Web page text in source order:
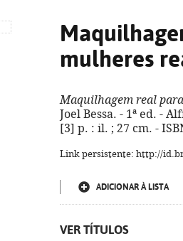
mulheres
Maquilhagem real
Joel Bessa. - 1ª ed. -
[3] p. : il. ; 27 cm. -
Link persistente: http://
ADICIONAR À LISTA
VER TÍTULOS